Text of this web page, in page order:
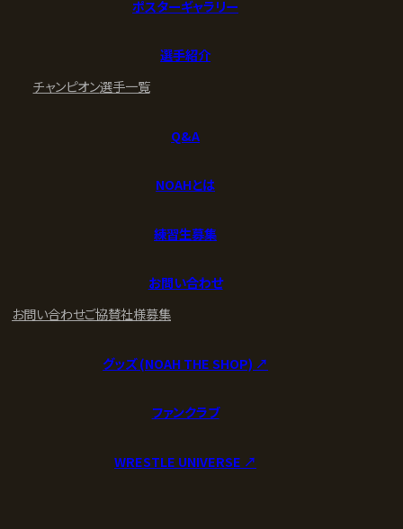
ポスターギャラリー
選手紹介
チャンピオン選手一覧
Q&A
NOAHとは
練習生募集
お問い合わせ
お問い合わせご協賛社様募集
グッズ (NOAH THE SHOP) ↗︎
ファンクラブ
WRESTLE UNIVERSE ↗︎